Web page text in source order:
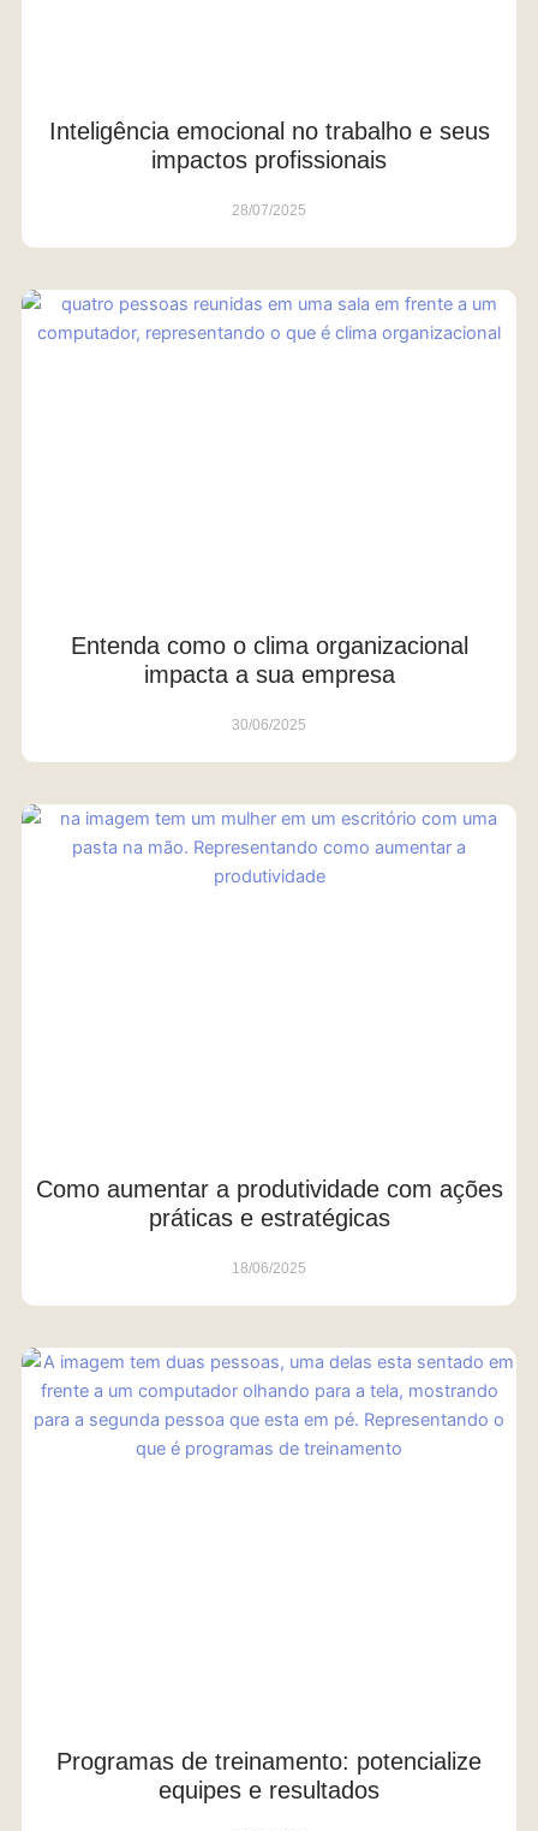
Inteligência emocional no trabalho e seus
impactos profissionais
28/07/2025
Entenda como o clima organizacional
impacta a sua empresa
30/06/2025
Como aumentar a produtividade com ações
práticas e estratégicas
18/06/2025
Programas de treinamento: potencialize
equipes e resultados